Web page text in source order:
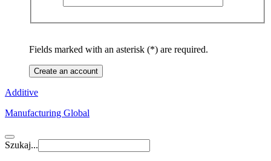
Fields marked with an asterisk (*) are required.
Create an account
Additive
Manufacturing Global
Szukaj...